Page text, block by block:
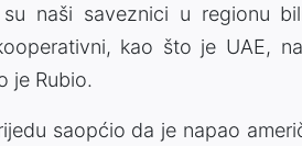
naši saveznici u regionu
kao što je UAE,
je Rubio.
saopćio da je napao